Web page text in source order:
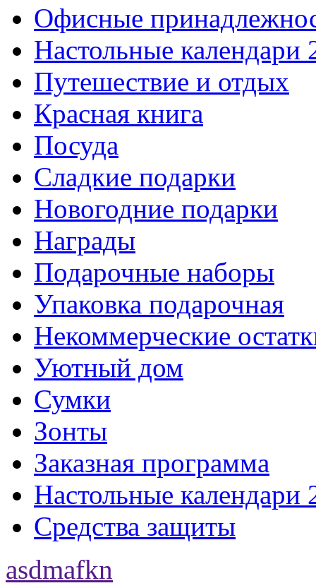
Офисные
Настольные календари
Путешествие и отдых
Красная книга
Посуда
Сладкие подарки
Новогодние подарки
Награды
Подарочные наборы
Упаковка подарочная
Некоммерческие
Уютный дом
Сумки
Зонты
Заказная программа
Настольные календари
Средства защиты
asdmafkn